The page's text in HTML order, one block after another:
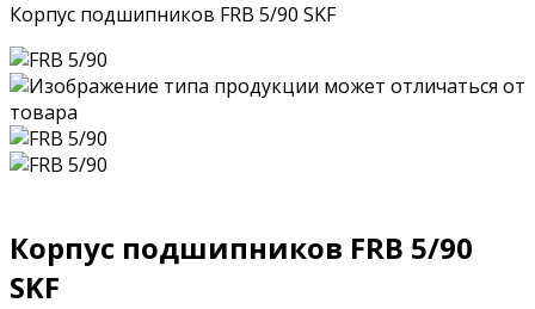
Корпус подшипников FRB 5/90 SKF
Корпус подшипников FRB 5/90
SKF